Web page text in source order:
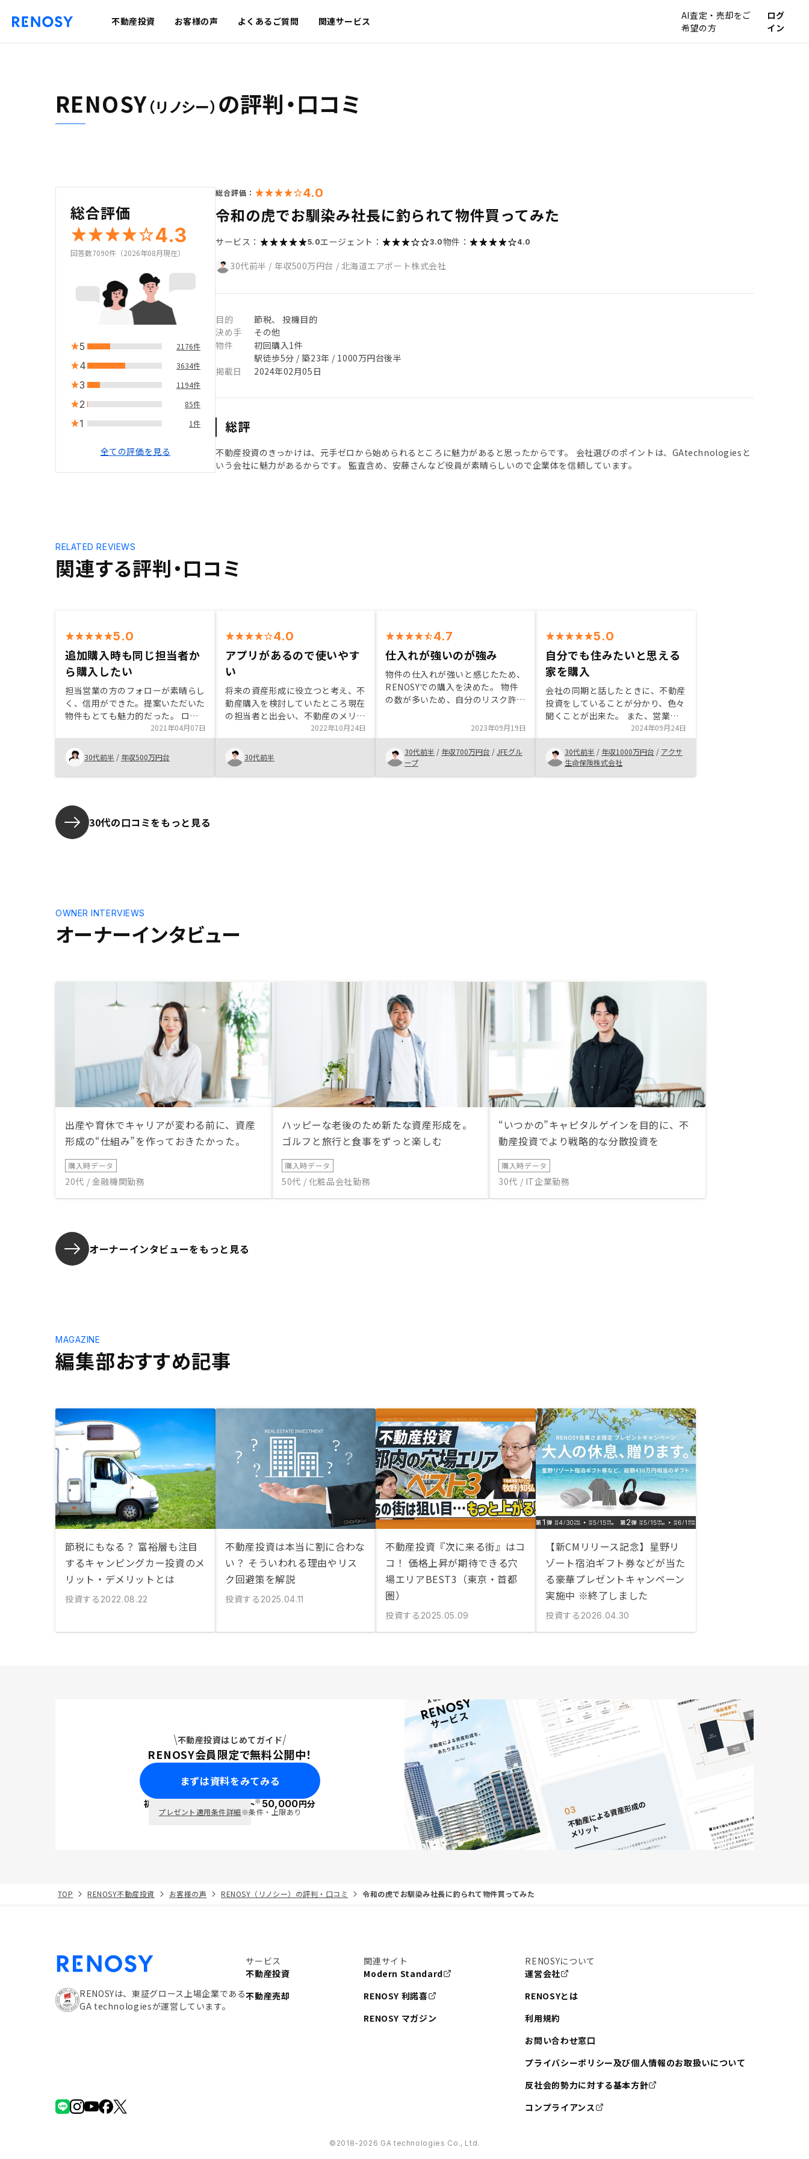
不動産投資 お客様の声 よくあるご質問 関連サービス
AI査定・売却をご
希望の方
ログ
イン
RENOSY（リノシー） の評判・口コミ
総合評価
4.3
回答数7090件（2026年08月現在）
5 2176件
4 3634件
3 1194件
2 85件
1 1件
全ての評価を見る
総合評価： 4.0
令和の虎でお馴染み社長に釣られて物件買ってみた
サービス： 5.0エージェント： 3.0物件： 4.0
30代前半 / 年収500万円台 / 北海道エアポート株式会社
目的
節税、 投機目的
決め手
その他
物件
初回購入1件
駅徒歩5分 / 築23年 / 1000万円台後半
掲載日
2024年02月05日
総評
不動産投資のきっかけは、元手ゼロから始められるところに魅力があると思ったからです。 会社選びのポイントは、GAtechnologiesと
いう会社に魅力があるからです。 監査含め、安藤さんなど役員が素晴らしいので企業体を信頼しています。
関連する評判・口コミ
RELATED REVIEWS
5.0
追加購入時も同じ担当者か
ら購入したい
担当営業の方のフォローが素晴らし
く、信用ができた。提案いただいた
物件もとても魅力的だった。 ロー
ンの利率も他社より1パーセント低
く組んでくださり大変ありがたかっ
た。 将来もう一軒投資用に購入し
たいと考えているが、今回の担当営
業さんから是非購入したいと思う。
2021年04月07日
30代前半 / 年収500万円台
4.0
アプリがあるので使いやす
い
将来の資産形成に役立つと考え、不
動産購入を検討していたところ現在
の担当者と出会い、不動産のメリッ
ト・デメリットを聞きつつ購入を決
意しました 担当者の方のレスポン
スが早いため非常に信頼感が置ける
と思っています 不動産購入は購入
後も担当者の方と長い付き合いにな
2022年10月24日
30代前半
4.7
仕入れが強いのが強み
物件の仕入れが強いと感じたため、
RENOSYでの購入を決めた。 物件
の数が多いため、自分のリスク許容
と思う。 相対的に利回りの良い地
方物件、相対的に利回りの低い東京
物件。選択肢が広いため、リスクと
リターンを理解した上で自分にあっ
た物件を選べるのがRENOSYの良い
2023年09月19日
30代前半 / 年収700万円台 /JFEグル
ープ
5.0
自分でも住みたいと思える
家を購入
会社の同期と話したときに、不動産
投資をしていることが分かり、色々
聞くことが出来た。 また、営業担
当の方がとても誠実で信頼の出来る
方であった。 その結果、自分でも
住んでみたいと思えるような物件を
見つけることができ、安心して購入
に至ることが出来た。フォームに入
2024年09月24日
30代前半 / 年収1000万円台 / アクサ
生命保険株式会社
30代の口コミをもっと見る
オーナーインタビュー
OWNER INTERVIEWS
出産や育休でキャリアが変わる前に、資産
形成の“仕組み”を作っておきたかった。
購入時データ
20代 / 金融機関勤務
ハッピーな老後のため新たな資産形成を。
ゴルフと旅行と食事をずっと楽しむ
購入時データ
50代 / 化粧品会社勤務
“いつかの”キャピタルゲインを目的に、不
動産投資でより戦略的な分散投資を
購入時データ
30代 / IT企業勤務
オーナーインタビューをもっと見る
編集部おすすめ記事
MAGAZINE
節税にもなる？ 富裕層も注目
するキャンピングカー投資のメ
リット・デメリットとは
投資する 2022.08.22
不動産投資は本当に割に合わな
い？ そういわれる理由やリス
ク回避策を解説
投資する 2025.04.11
不動産投資『次に来る街』はコ
コ！ 価格上昇が期待できる穴
場エリアBEST3（東京・首都
圏）
投資する 2025.05.09
【新CMリリース記念】星野リ
ゾート宿泊ギフト券などが当た
る豪華プレゼントキャンペーン
実施中 ※終了しました
投資する 2026.04.30
不動産投資はじめてガイド
RENOSY会員限定で無料公開中！
まずは資料をみてみる
初回面談で ポイント※50,000円分
プレゼント適用条件詳細※条件・上限あり
TOP RENOSY不動産投資 お客様の声 RENOSY（リノシー）の評判・口コミ 令和の虎でお馴染み社長に釣られて物件買ってみた
RENOSYは、東証グロース上場企業である
GA technologiesが運営しています。
サービス
不動産投資
不動産売却
関連サイト
Modern Standard
RENOSY 利諾喜
RENOSY マガジン
RENOSYについて
運営会社
RENOSYとは
利用規約
お問い合わせ窓口
プライバシーポリシー及び個人情報のお取扱いについて
反社会的勢力に対する基本方針
コンプライアンス
©︎2018-2026 GA technologies Co., Ltd.